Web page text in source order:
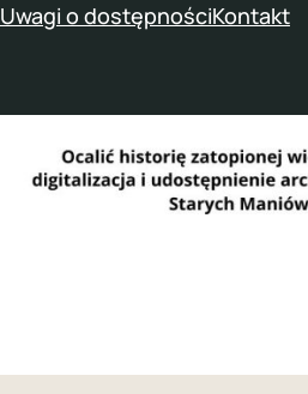
Uwagi o dostępnościKontakt